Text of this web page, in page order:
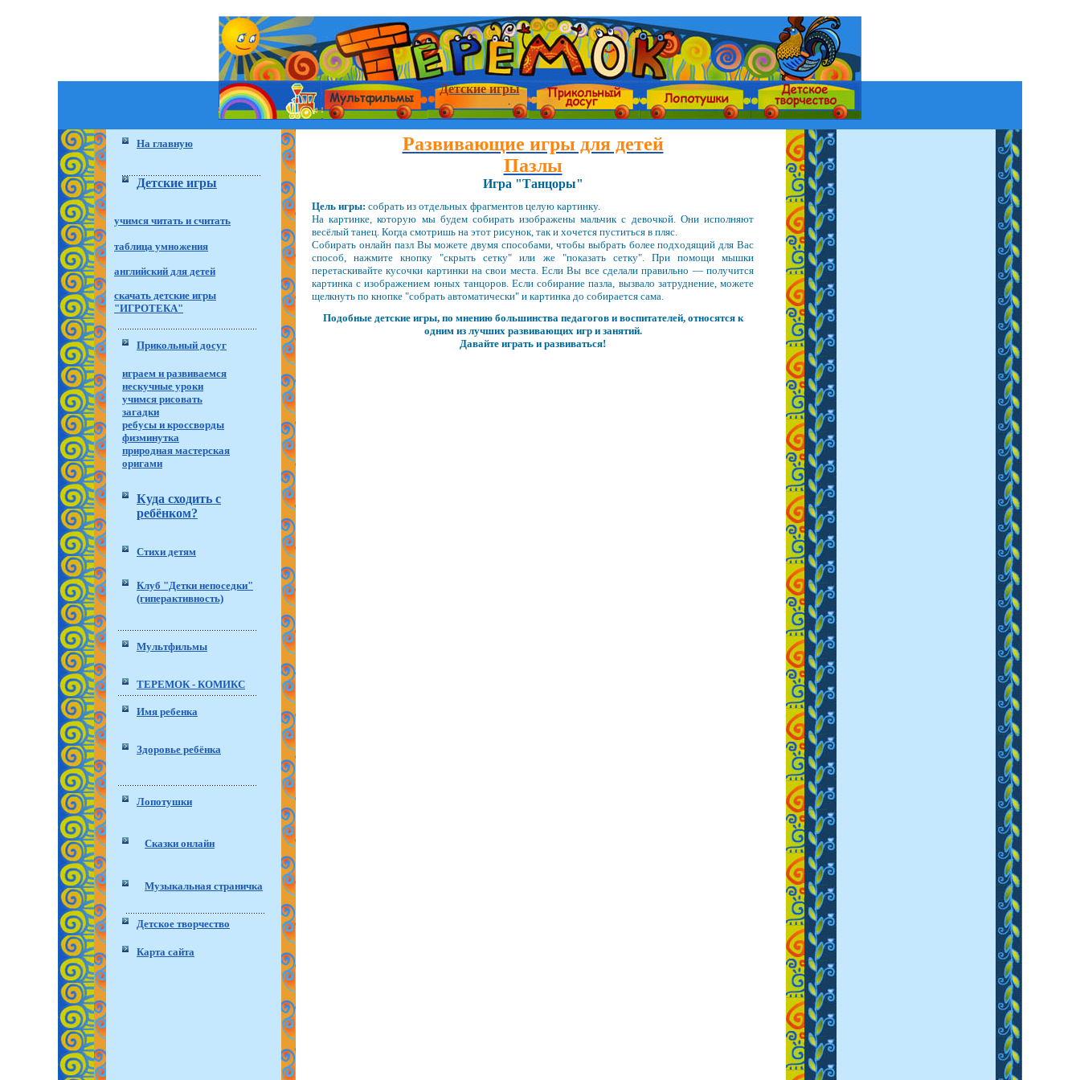
Детские игры
На главную
Детские игры
учимся читать и считать
таблица умножения
английский для детей
скачать детские игры
"ИГРОТЕКА"
Прикольный досуг
играем и развиваемся
нескучные уроки
учимся рисовать
загадки
ребусы и кроссворды
физминутка
природная мастерская
оригами
Куда сходить с
ребёнком?
Стихи детям
Клуб "Детки непоседки"
(гиперактивность)
Мультфильмы
ТЕРЕМОК - КОМИКС
Имя ребенка
Здоровье ребёнка
Лопотушки
Сказки онлайн
Музыкальная страничка
Детское творчество
Карта сайта
Развивающие игры для детей
Пазлы
Игра "Танцоры"
Цель игры: собрать из отдельных фрагментов целую картинку.
На картинке, которую мы будем собирать изображены мальчик с девочкой. Они исполняют
весёлый танец. Когда смотришь на этот рисунок, так и хочется пуститься в пляс.
Собирать онлайн пазл Вы можете двумя способами, чтобы выбрать более подходящий для Вас
способ, нажмите кнопку "скрыть сетку" или же "показать сетку". При помощи мышки
перетаскивайте кусочки картинки на свои места. Если Вы все сделали правильно — получится
картинка с изображением юных танцоров. Если собирание пазла, вызвало затруднение, можете
щелкнуть по кнопке "собрать автоматически" и картинка до собирается сама.
Подобные детские игры, по мнению большинства педагогов и воспитателей, относятся к
одним из лучших развивающих игр и занятий.
Давайте играть и развиваться!